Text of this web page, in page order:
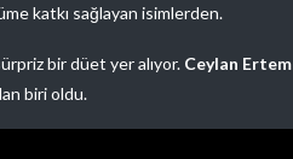
katkı sağlayan isimlerden.
bir düet yer alıyor. Ceylan Ertem
biri oldu.